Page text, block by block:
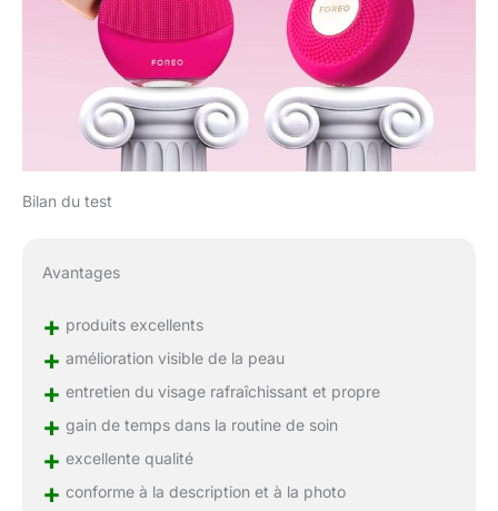
Bilan du test
Avantages
+ produits excellents
+ amélioration visible de la peau
+ entretien du visage rafraîchissant et propre
+ gain de temps dans la routine de soin
+ excellente qualité
+ conforme à la description et à la photo